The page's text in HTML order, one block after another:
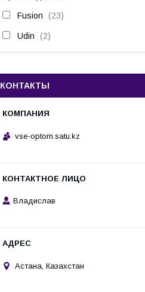
Fusion 23
Udin 2
КОНТАКТЫ
vse-optom.satu.kz
Владислав
Астана, Казахстан